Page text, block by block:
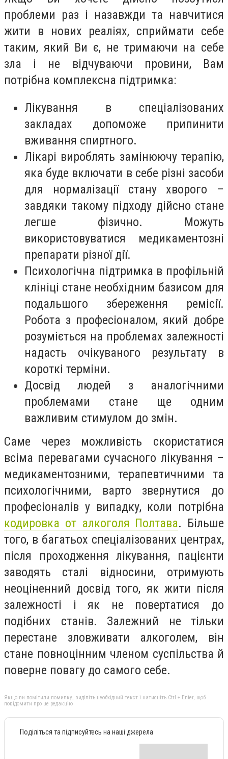
проблеми раз і назавжди та навчитися
жити в нових реаліях, сприймати себе
таким, який Ви є, не тримаючи на себе
зла і не відчуваючи провини, Вам
потрібна комплексна підтримка:
Лікування в спеціалізованих
закладах допоможе припинити
вживання спиртного.
Лікарі вироблять замінюючу терапію,
яка буде включати в себе різні засоби
для нормалізації стану хворого –
завдяки такому підходу дійсно стане
легше фізично. Можуть
використовуватися медикаментозні
препарати різної дії.
Психологічна підтримка в профільній
клініці стане необхідним базисом для
подальшого збереження ремісії.
Робота з професіоналом, який добре
розуміється на проблемах залежності
надасть очікуваного результату в
короткі терміни.
Досвід людей з аналогічними
проблемами стане ще одним
важливим стимулом до змін.
Саме через можливість скористатися
всіма перевагами сучасного лікування –
медикаментозними, терапевтичними та
психологічними, варто звернутися до
професіоналів у випадку, коли потрібна
кодировка от алкоголя Полтава. Більше
того, в багатьох спеціалізованих центрах,
після проходження лікування, пацієнти
заводять сталі відносини, отримують
неоціненний досвід того, як жити після
залежності і як не повертатися до
подібних станів. Залежний не тільки
перестане зловживати алкоголем, він
стане повноцінним членом суспільства й
поверне повагу до самого себе.
Якщо ви помітили помилку, виділіть необхідний текст і натисніть Ctrl + Enter, щоб
повідомити про це редакцію
Поділіться та підписуйтесь на наші джерела